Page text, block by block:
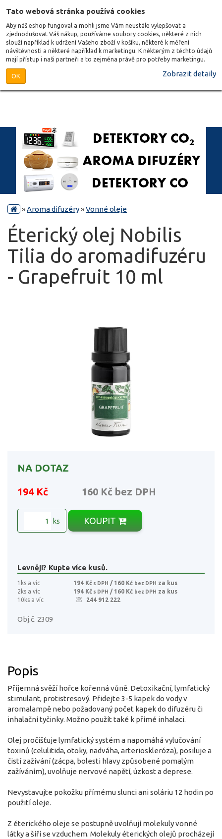
Tato webová stránka používá cookies
Aby náš eshop fungoval a mohli jsme Vám neustále vylepšovat a
zjednodušovat Váš nákup, používáme soubory cookies, některé z nich
slouží například k udržení Vašeho zboží v košíku, některé k měření
návštěvnosti a některé například k marketingu. K některým z těchto údajů
mají přístup i naši partneři a to zejména právě pro potřeby marketingu.
OK Zobrazit detaily
»Aroma difuzéry»Vonné oleje
Éterický olej Nobilis
Tilia do aromadifuzéru
- Grapefruit 10 ml
NA DOTAZ
194 Kč 160 Kč bez DPH
ks KOUPIT
Levněji? Kupte více kusů.
1ks a víc 194 Kč s DPH / 160 Kč bez DPH za kus
2ks a víc
194 Kč s DPH / 160 Kč bez DPH za kus
10ks a víc
244 912 222
Obj.č. 2309
Popis
Příjemná svěží hořce kořenná vůně. Detoxikační, lymfatický
stimulant, protistresový. Přidejte 3-5 kapek do vody v
aromalampě nebo požadovaný počet kapek do difuzéru či
inhalační tyčinky. Možno použít také k přímé inhalaci.
Olej pročišťuje lymfatický systém a napomáhá vylučování
toxinů (celulitida, otoky, nadváha, arterioskleróza), posiluje a
čistí zažívání (zácpa, bolesti hlavy způsobené pomalým
zažíváním), uvolňuje nervové napětí, úzkost a deprese.
Nevystavujte pokožku přímému slunci ani soláriu 12 hodin po
použití oleje.
Z éterického oleje se postupně uvolňují molekuly vonné
látky a šíří se vzduchem. Molekuly éterických olejů procházejí